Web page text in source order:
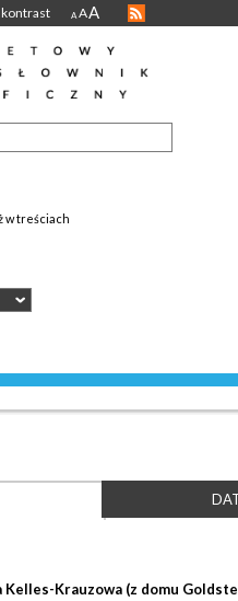
A AA
w treściach
Kelles-Krauzowa (z domu